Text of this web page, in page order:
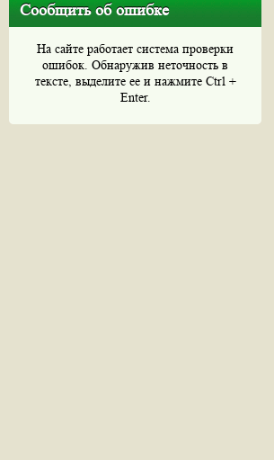
Сообщить об ошибке
На сайте работает система проверки
ошибок. Обнаружив неточность в
тексте, выделите ее и нажмите Ctrl +
Enter.